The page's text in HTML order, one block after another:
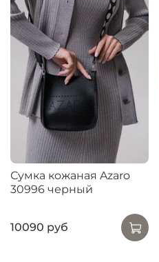
Сумка кожаная Azaro
30996 черный
10090 руб